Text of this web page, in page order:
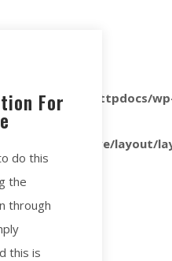
array offset on
httpdocs/
archive/layout/
For
do this
the
through
this is